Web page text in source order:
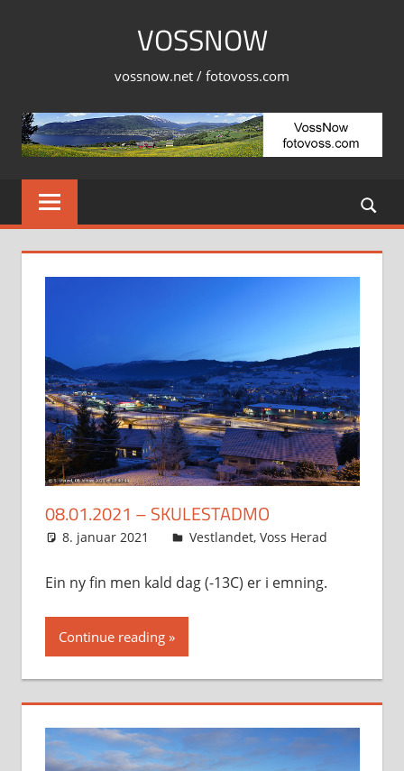
VOSSNOW
vossnow.net / fotovoss.com
08.01.2021 – SKULESTADMO
8. januar 2021 Svein
Vestlandet, Voss Herad
Ein ny fin men kald dag (-13C) er i emning.
Continue reading